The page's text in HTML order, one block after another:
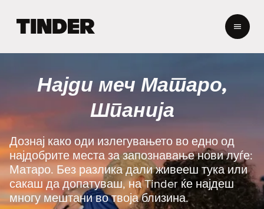
r
o
e
Најди меч Матаро,
Шпанија
Дознај како оди излегувањето во едно од
најдобрите места за запознавање нови луѓе:
Матаро. Без разлика дали живееш тука или
сакаш да допатуваш, на Tinder ќе најдеш
многу мештани во твоја близина.